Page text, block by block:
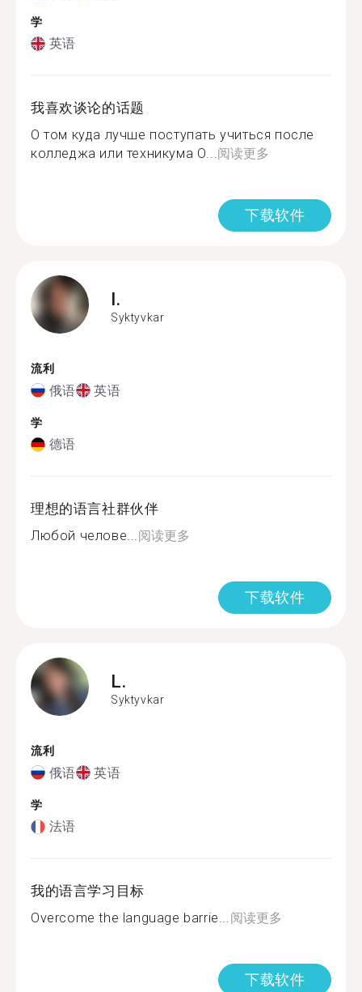
学
英语
我喜欢谈论的话题
О том куда лучше поступать учиться после
колледжа или техникума О...阅读更多
下载软件
I.
Syktyvkar
流利
俄语 英语
学
德语
理想的语言社群伙伴
Любой челове...阅读更多
下载软件
L.
Syktyvkar
流利
俄语 英语
学
法语
我的语言学习目标
Overcome the language barrie...阅读更多
下载软件